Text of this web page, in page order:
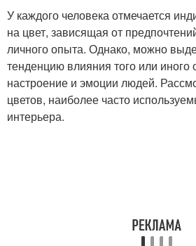
У каждого человека отмечается
на цвет, зависящая от
личного опыта. Однако, можно
тенденцию влияния того или иного
настроение и эмоции людей.
цветов, наиболее часто
интерьера.